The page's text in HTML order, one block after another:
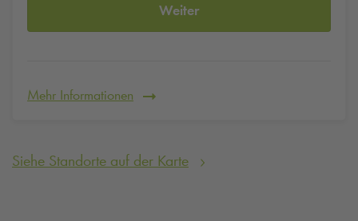
Weiter
Mehr Informationen
Siehe Standorte auf der Karte